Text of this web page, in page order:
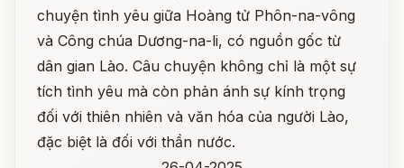
chuyện tình yêu giữa Hoàng tử Phôn-na-vông
và Công chúa Dương-na-li, có nguồn gốc từ
dân gian Lào. Câu chuyện không chỉ là một sự
tích tình yêu mà còn phản ánh sự kính trọng
đối với thiên nhiên và văn hóa của người Lào,
đặc biệt là đối với thần nước.